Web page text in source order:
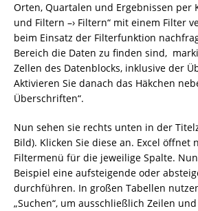
Orten, Quartalen und Ergebnissen per
und Filtern –› Filtern“ mit einem Filter
beim Einsatz der Filterfunktion
Bereich die Daten zu finden sind,
Zellen des Datenblocks, inklusive der
Aktivieren Sie danach das Häkchen
Überschriften“.
Nun sehen sie rechts unten in der
Bild). Klicken Sie diese an. Excel öffnet
Filtermenü für die jeweilige Spalte.
Beispiel eine aufsteigende oder
durchführen. In großen Tabellen
„Suchen“, um ausschließlich Zeilen